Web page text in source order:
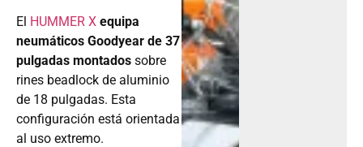
El HUMMER X equipa
neumáticos Goodyear de 37
pulgadas montados sobre
rines beadlock de aluminio
de 18 pulgadas. Esta
configuración está orientada
al uso extremo.